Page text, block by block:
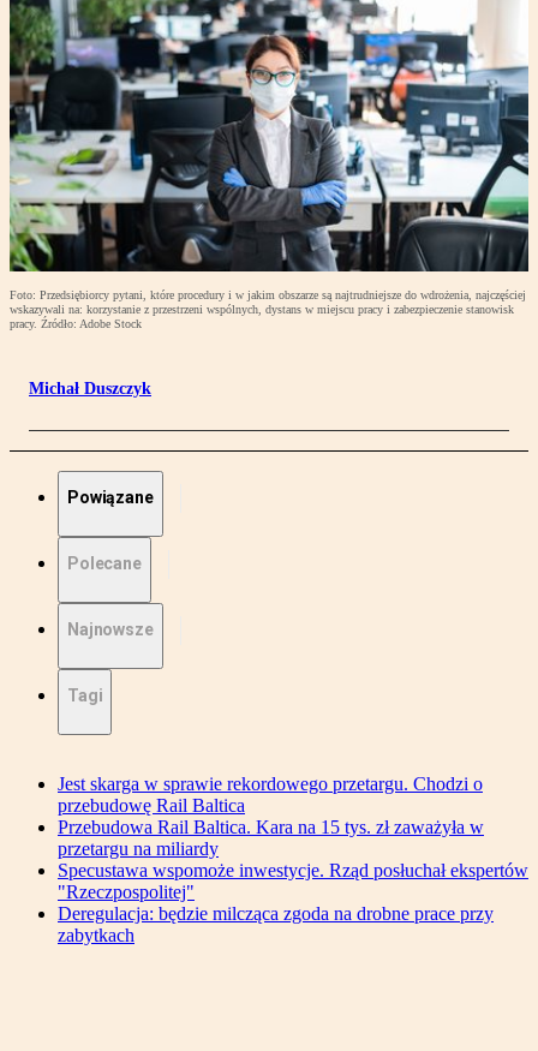
Foto: Przedsiębiorcy pytani, które procedury i w jakim obszarze są najtrudniejsze do wdrożenia, najczęściej
wskazywali na: korzystanie z przestrzeni wspólnych, dystans w miejscu pracy i zabezpieczenie stanowisk
pracy. Źródło: Adobe Stock
Michał Duszczyk
Powiązane
Polecane
Najnowsze
Tagi
Jest skarga w sprawie rekordowego przetargu. Chodzi o
przebudowę Rail Baltica
Przebudowa Rail Baltica. Kara na 15 tys. zł zaważyła w
przetargu na miliardy
Specustawa wspomoże inwestycje. Rząd posłuchał ekspertów
"Rzeczpospolitej"
Deregulacja: będzie milcząca zgoda na drobne prace przy
zabytkach